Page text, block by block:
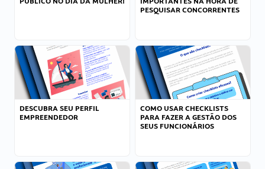
PESQUISAR CONCORRENTES
DESCUBRA SEU PERFIL
EMPREENDEDOR
COMO USAR CHECKLISTS
PARA FAZER A GESTÃO DOS
SEUS FUNCIONÁRIOS